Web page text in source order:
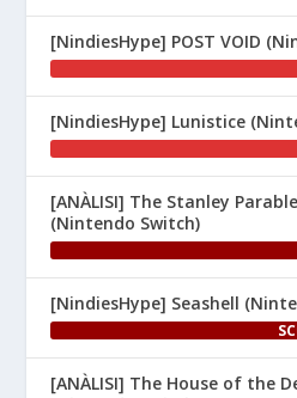
1
Nintenhype.Cat
1m
El món dels videojocs:
Nintendo:
[NindiesHype] POST VOID
[NindiesHype] Lunistice
[ANÀLISI] The Stanley
(Nintendo Switch)
[NindiesHype] Seashell
[ANÀLISI] The House of the